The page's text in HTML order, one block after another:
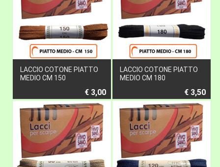
LACCIO COTONE PIATTO
MEDIO CM 150
€ 3,00
LACCIO COTONE PIATTO
MEDIO CM 180
€ 3,50